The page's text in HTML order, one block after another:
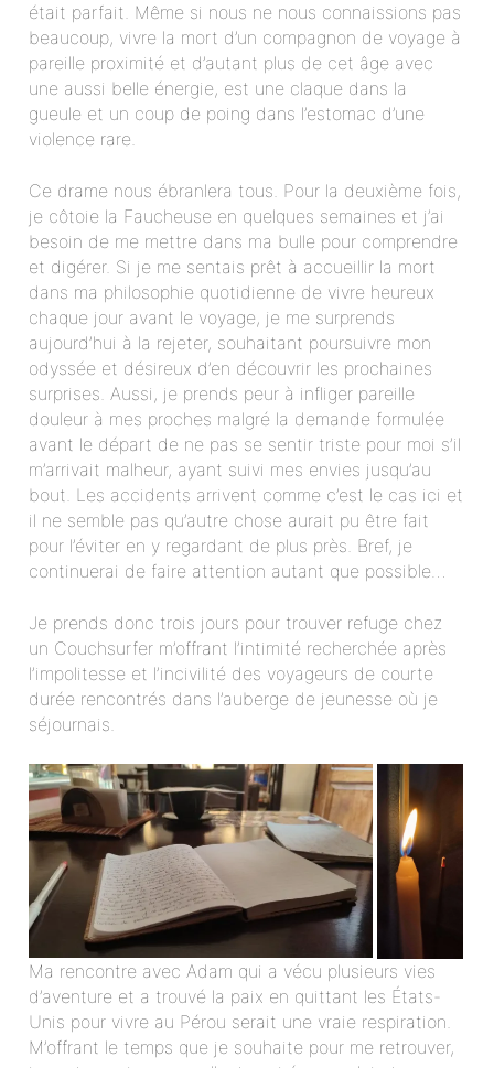
était parfait. Même si nous ne nous connaissions pas
beaucoup, vivre la mort d’un compagnon de voyage à
pareille proximité et d’autant plus de cet âge avec
une aussi belle énergie, est une claque dans la
gueule et un coup de poing dans l’estomac d’une
violence rare.
Ce drame nous ébranlera tous. Pour la deuxième fois,
je côtoie la Faucheuse en quelques semaines et j’ai
besoin de me mettre dans ma bulle pour comprendre
et digérer. Si je me sentais prêt à accueillir la mort
dans ma philosophie quotidienne de vivre heureux
chaque jour avant le voyage, je me surprends
aujourd’hui à la rejeter, souhaitant poursuivre mon
odyssée et désireux d’en découvrir les prochaines
surprises. Aussi, je prends peur à infliger pareille
douleur à mes proches malgré la demande formulée
avant le départ de ne pas se sentir triste pour moi s’il
m’arrivait malheur, ayant suivi mes envies jusqu’au
bout. Les accidents arrivent comme c’est le cas ici et
il ne semble pas qu’autre chose aurait pu être fait
pour l’éviter en y regardant de plus près. Bref, je
continuerai de faire attention autant que possible…
Je prends donc trois jours pour trouver refuge chez
un Couchsurfer m’offrant l’intimité recherchée après
l’impolitesse et l’incivilité des voyageurs de courte
durée rencontrés dans l’auberge de jeunesse où je
séjournais.
Ma rencontre avec Adam qui a vécu plusieurs vies
d’aventure et a trouvé la paix en quittant les États-
Unis pour vivre au Pérou serait une vraie respiration.
M’offrant le temps que je souhaite pour me retrouver,